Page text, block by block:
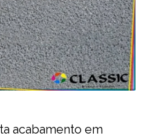
acabamento em